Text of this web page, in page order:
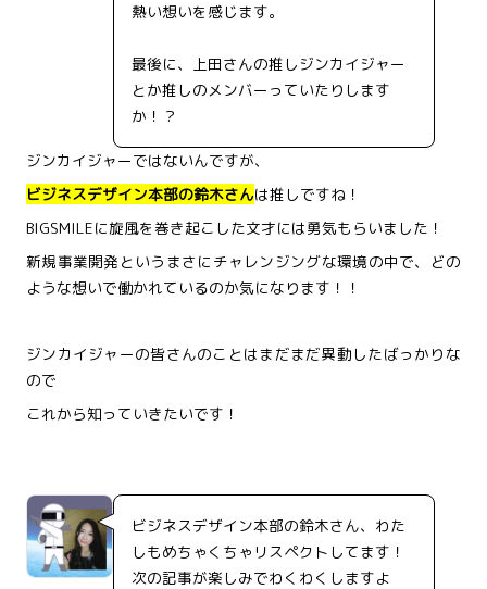
熱い想いを感じます。
最後に、上田さんの推しジンカイジャー
とか推しのメンバーっていたりします
か！？
ジンカイジャーではないんですが、
ビジネスデザイン本部の鈴木さんは推しですね！
BIGSMILEに旋風を巻き起こした文才には勇気もらいました！
新規事業開発というまさにチャレンジングな環境の中で、どの
ような想いで働かれているのか気になります！！
ジンカイジャーの皆さんのことはまだまだ異動したばっかりな
ので
これから知っていきたいです！
ビジネスデザイン本部の鈴木さん、わた
しもめちゃくちゃリスペクトしてます！
次の記事が楽しみでわくわくしますよ